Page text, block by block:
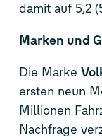
damit auf 5,2
Marken und
Die Marke
ersten neun
Millionen
Nachfrage